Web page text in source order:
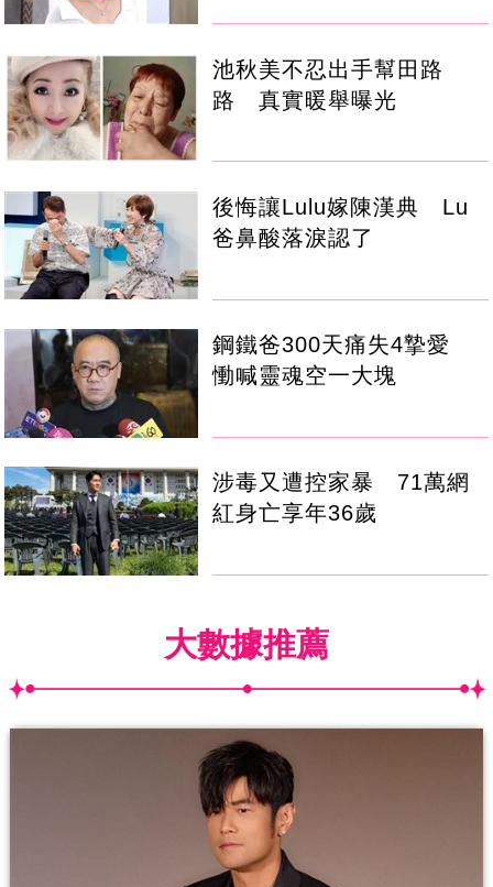
池秋美不忍出手幫田路
路 真實暖舉曝光
後悔讓Lulu嫁陳漢典 Lu
爸鼻酸落淚認了
鋼鐵爸300天痛失4摯愛
慟喊靈魂空一大塊
涉毒又遭控家暴 71萬網
紅身亡享年36歲
大數據推薦